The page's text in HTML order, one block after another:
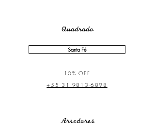
Quadrado
Santa Fé
10% OFF
+55 31 9813-6898
Arredores